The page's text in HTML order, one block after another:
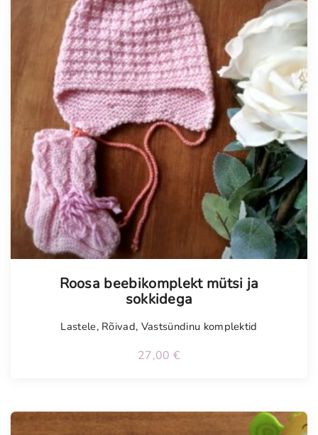
Roosa beebikomplekt mütsi ja
sokkidega
Lastele, Rõivad, Vastsündinu komplektid
27,00 €